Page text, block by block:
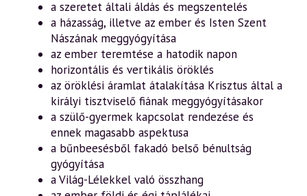
a szeretet általi áldás és megszentelés
a házasság, illetve az ember és Isten Szent
Nászának meggyógyítása
az ember teremtése a hatodik napon
horizontális és vertikális öröklés
az öröklési áramlat átalakítása Krisztus által a
királyi tisztviselő fiának meggyógyításakor
a szülő-gyermek kapcsolat rendezése és
ennek magasabb aspektusa
a bűnbeesésből fakadó belső bénultság
gyógyítása
a Világ-Lélekkel való összhang